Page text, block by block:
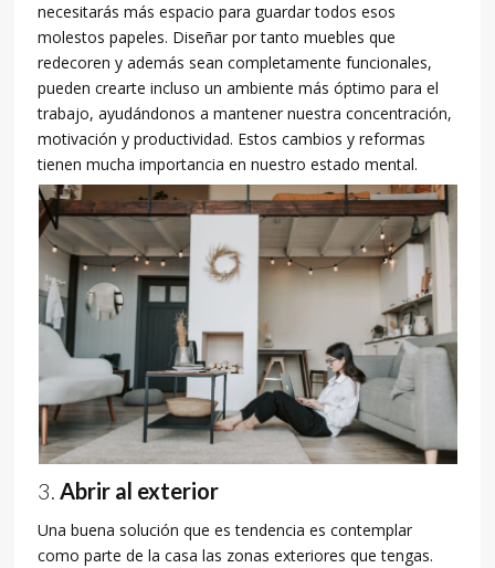
necesitarás más espacio para guardar todos esos
molestos papeles. Diseñar por tanto muebles que
redecoren y además sean completamente funcionales,
pueden crearte incluso un ambiente más óptimo para el
trabajo, ayudándonos a mantener nuestra concentración,
motivación y productividad. Estos cambios y reformas
tienen mucha importancia en nuestro estado mental.
Abrir al exterior
Una buena solución que es tendencia es contemplar
como parte de la casa las zonas exteriores que tengas.